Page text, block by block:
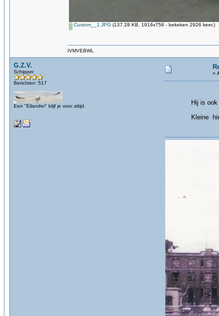
Custom__1.JPG (137.28 KB, 1916x756 - bekeken 2926 keer.)
IVMVEBWL
G.Z.V.
Schipper
Berichten: 517
Een "Eilander" blijf je voor altijd.
«
Hij is ook niet
Kleine